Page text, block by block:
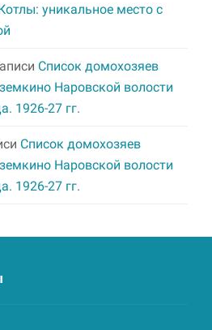
уникальное место с
Список домохозяев
Наровской волости
1926-27 гг.
Список домохозяев
Наровской волости
1926-27 гг.